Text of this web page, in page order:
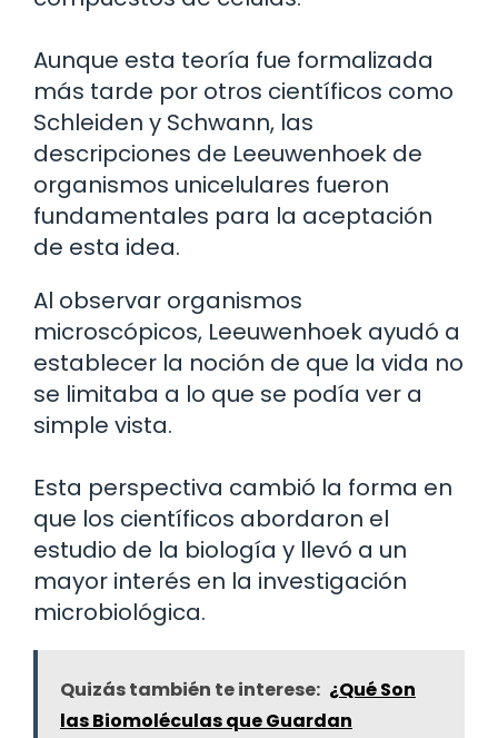
Aunque esta teoría fue formalizada
más tarde por otros científicos como
Schleiden y Schwann, las
descripciones de Leeuwenhoek de
organismos unicelulares fueron
fundamentales para la aceptación
de esta idea.
Al observar organismos
microscópicos, Leeuwenhoek ayudó a
establecer la noción de que la vida no
se limitaba a lo que se podía ver a
simple vista.
Esta perspectiva cambió la forma en
que los científicos abordaron el
estudio de la biología y llevó a un
mayor interés en la investigación
microbiológica.
Quizás también te interese: ¿Qué Son
las Biomoléculas que Guardan